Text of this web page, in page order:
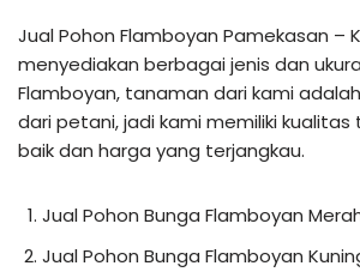
Jual Pohon Flamboyan Pamekasan –
menyediakan berbagai jenis dan
Flamboyan, tanaman dari kami
dari petani, jadi kami memiliki
baik dan harga yang terjangkau.
Jual Pohon Bunga Flamboyan
Jual Pohon Bunga Flamboyan